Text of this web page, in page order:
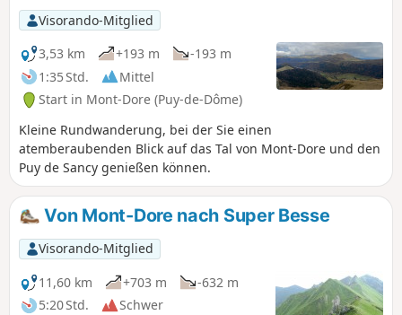
Visorando-Mitglied
3,53 km
+193 m
-193 m
1:35 Std.
Mittel
Start in Mont-Dore (Puy-de-Dôme)
Kleine Rundwanderung, bei der Sie einen
atemberaubenden Blick auf das Tal von Mont-Dore und den
Puy de Sancy genießen können.
Von Mont-Dore nach Super Besse
Visorando-Mitglied
11,60 km
+703 m
-632 m
5:20 Std.
Schwer